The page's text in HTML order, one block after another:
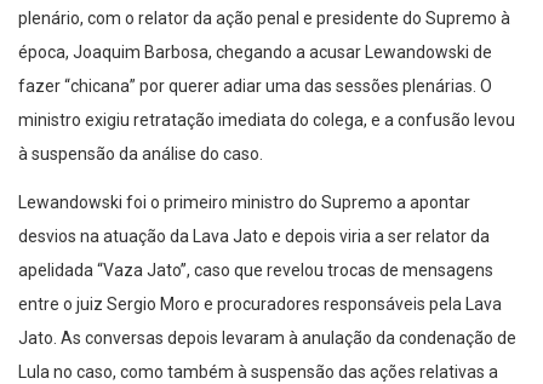
plenário, com o relator da ação penal e presidente do Supremo à
época, Joaquim Barbosa, chegando a acusar Lewandowski de
fazer “chicana” por querer adiar uma das sessões plenárias. O
ministro exigiu retratação imediata do colega, e a confusão levou
à suspensão da análise do caso.
Lewandowski foi o primeiro ministro do Supremo a apontar
desvios na atuação da Lava Jato e depois viria a ser relator da
apelidada “Vaza Jato”, caso que revelou trocas de mensagens
entre o juiz Sergio Moro e procuradores responsáveis pela Lava
Jato. As conversas depois levaram à anulação da condenação de
Lula no caso, como também à suspensão das ações relativas a